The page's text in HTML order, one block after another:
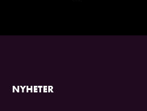
NYHETER